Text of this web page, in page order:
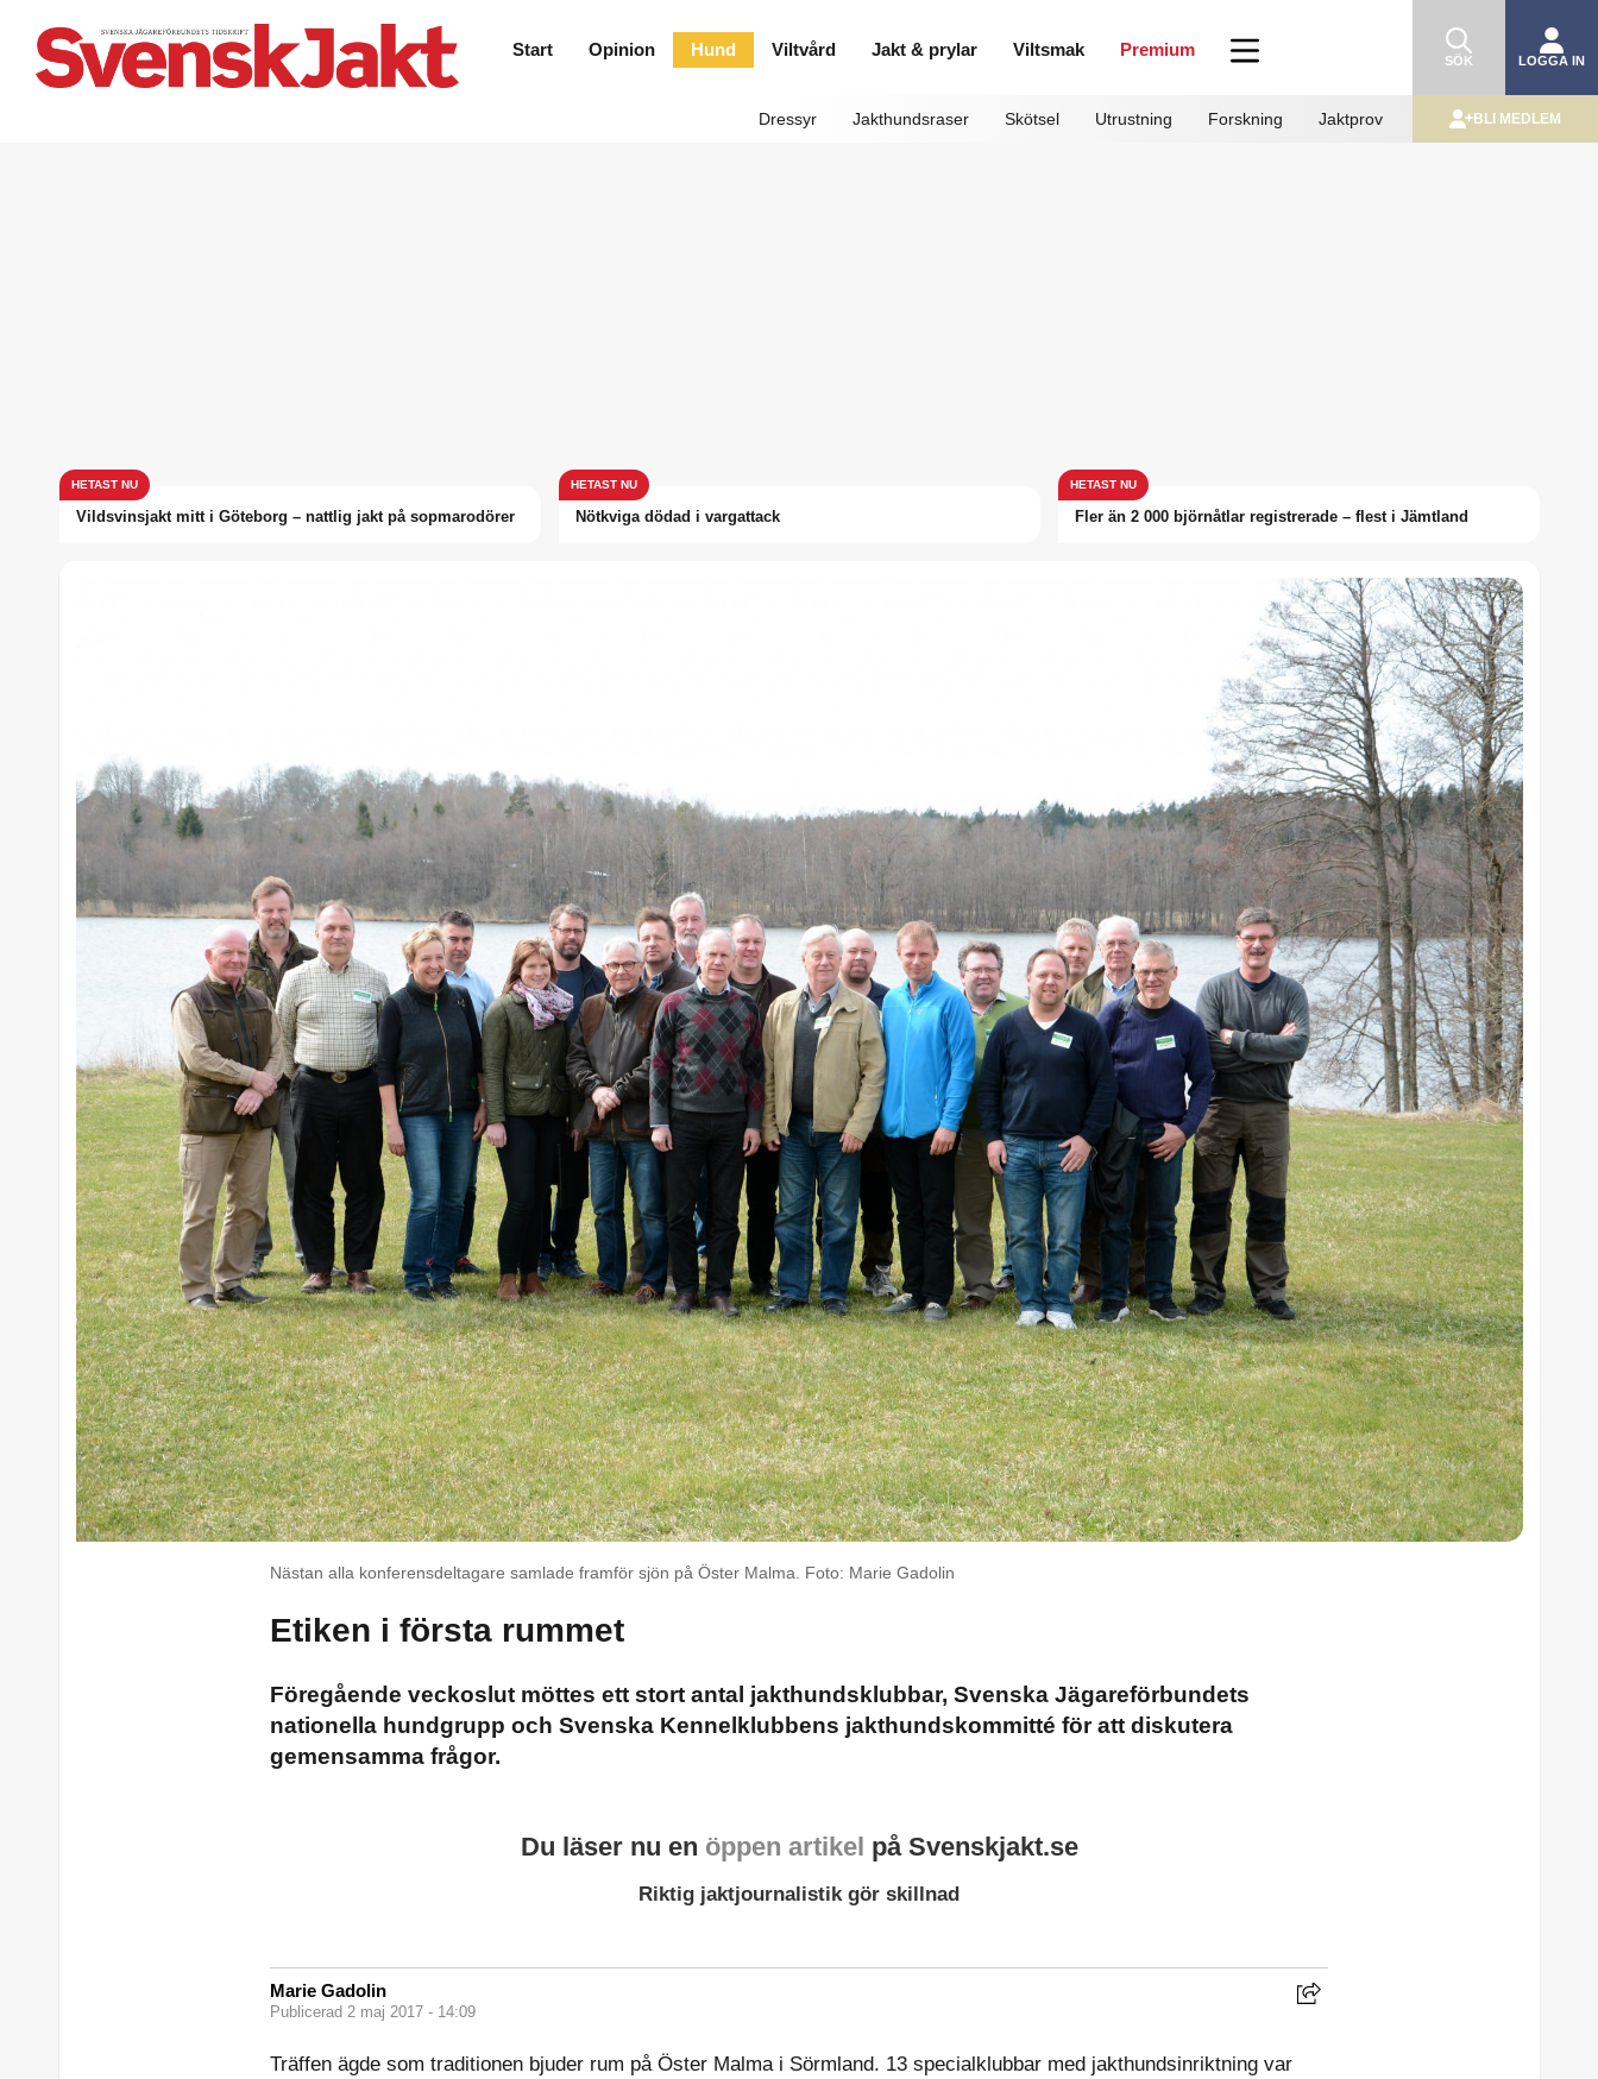
Start Opinion Hund
Dressyr Jakthundsraser Skötsel Utrustning Forskning Jaktprov
Viltvård Jakt & prylar Viltsmak Premium
SÖK LOGGA IN
BLI MEDLEM
Vildsvinsjakt mitt i Göteborg – nattlig jakt på sopmarodörer Nötkviga dödad i vargattack Fler än 2 000 björnåtlar registrerade – flest i Jämtland
Nästan alla konferensdeltagare samlade framför sjön på Öster Malma. Foto: Marie Gadolin
Etiken i första rummet
Föregående veckoslut möttes ett stort antal jakthundsklubbar, Svenska Jägareförbundets
nationella hundgrupp och Svenska Kennelklubbens jakthundskommitté för att diskutera
gemensamma frågor.
Du läser nu en öppen artikel på Svenskjakt.se
Riktig jaktjournalistik gör skillnad
Marie Gadolin
Publicerad 2 maj 2017 - 14:09
Träffen ägde som traditionen bjuder rum på Öster Malma i Sörmland. 13 specialklubbar med jakthundsinriktning var